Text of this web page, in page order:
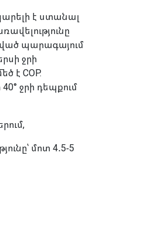
է ստանալ
պարագայում
ջրի
է COP.
ջրի դեպքում
մոտ 4․5-5